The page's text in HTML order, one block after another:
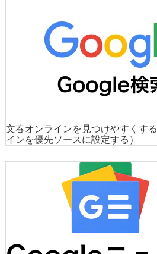
文春オンラインを見つけやすくする
インを優先ソースに設定する）